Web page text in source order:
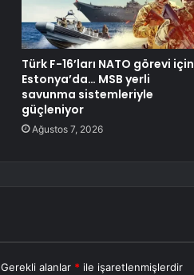
Türk F-16’ları NATO görevi için
Estonya’da… MSB yerli
savunma sistemleriyle
güçleniyor
Ağustos 7, 2026
Gerekli alanlar * ile işaretlenmişlerdir